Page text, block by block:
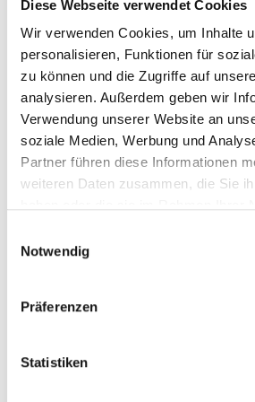
Diese Webseite verwendet Cookies
Wir verwenden Cookies, um Inhalte
personalisieren, Funktionen für
zu können und die Zugriffe auf
analysieren. Außerdem geben wir
Verwendung unserer Website an
soziale Medien, Werbung und
Partner führen diese Informationen
weiteren Daten zusammen, die Sie
Notwendig
Präferenzen
Statistiken
Unsere
Überblick